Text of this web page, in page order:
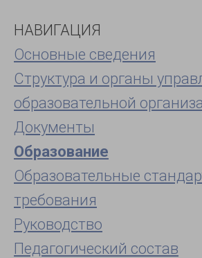
НАВИГАЦИЯ
Основные сведения
Структура и органы
образовательной
Документы
Образование
Образовательные
требования
Руководство
Педагогический состав